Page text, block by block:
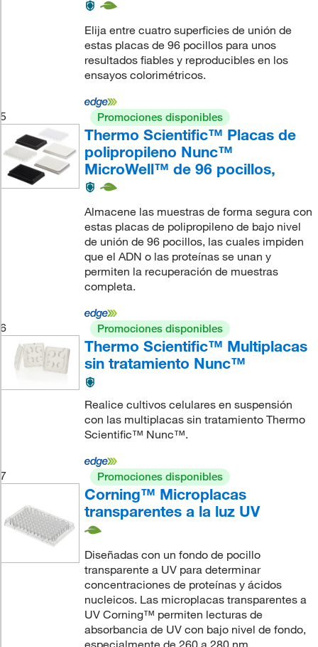
Elija entre cuatro superficies de unión de
estas placas de 96 pocillos para unos
resultados fiables y reproducibles en los
ensayos colorimétricos.
5 Promociones disponibles
Thermo Scientific™ Placas de
polipropileno Nunc™
MicroWell™ de 96 pocillos,
Almacene las muestras de forma segura con
estas placas de polipropileno de bajo nivel
de unión de 96 pocillos, las cuales impiden
que el ADN o las proteínas se unan y
permiten la recuperación de muestras
completa.
6 Promociones disponibles
Thermo Scientific™ Multiplacas
sin tratamiento Nunc™
Realice cultivos celulares en suspensión
con las multiplacas sin tratamiento Thermo
Scientific™ Nunc™.
7 Promociones disponibles
Corning™ Microplacas
transparentes a la luz UV
Diseñadas con un fondo de pocillo
transparente a UV para determinar
concentraciones de proteínas y ácidos
nucleicos. Las microplacas transparentes a
UV Corning™ permiten lecturas de
absorbancia de UV con bajo nivel de fondo,
especialmente de 260 a 280 nm.